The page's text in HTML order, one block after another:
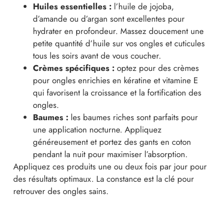
Huiles essentielles : l’huile de jojoba,
d’amande ou d’argan sont excellentes pour
hydrater en profondeur. Massez doucement une
petite quantité d’huile sur vos ongles et cuticules
tous les soirs avant de vous coucher.
Crèmes spécifiques : optez pour des crèmes
pour ongles enrichies en kératine et vitamine E
qui favorisent la croissance et la fortification des
ongles.
Baumes : les baumes riches sont parfaits pour
une application nocturne. Appliquez
généreusement et portez des gants en coton
pendant la nuit pour maximiser l’absorption.
Appliquez ces produits une ou deux fois par jour pour
des résultats optimaux. La constance est la clé pour
retrouver des ongles sains.